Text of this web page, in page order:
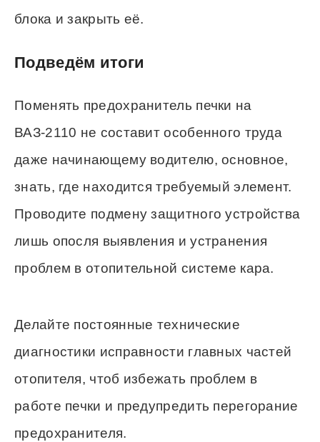
блока и закрыть её.
Подведём итоги
Поменять предохранитель печки на
ВАЗ-2110 не составит особенного труда
даже начинающему водителю, основное,
знать, где находится требуемый элемент.
Проводите подмену защитного устройства
лишь опосля выявления и устранения
проблем в отопительной системе кара.
Делайте постоянные технические
диагностики исправности главных частей
отопителя, чтоб избежать проблем в
работе печки и предупредить перегорание
предохранителя.